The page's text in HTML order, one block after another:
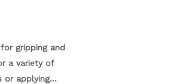
gripping and
a variety of
or applying